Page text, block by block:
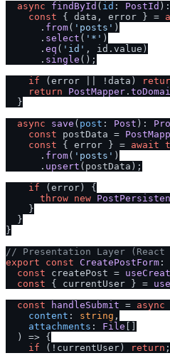
async
findById ( id : PostId
const { data, error } =
      .
from( 'posts' )
      .
select ( '*' )
      .
eq ( 'id' , id. value )
      .
single ();
if (error || !data)
return
PostMapper .
  }
async
save ( post : Post ):
const postData =
const { error } = await
      .
from( 'posts' )
      .
upsert (postData);
if (error) {
throw new
    }
  }
}
// Presentation Layer (React
export
const CreatePostForm :
const createPost =
const { currentUser } =
const
handleSubmit = async
content : string ,
attachments : File
) => {
if (!currentUser) return ;